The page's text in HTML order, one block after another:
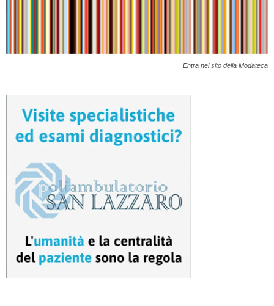
Entra nel sito della Modateca